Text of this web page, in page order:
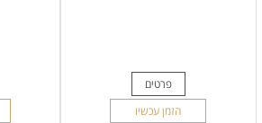
פרטים
הזמן עכשיו